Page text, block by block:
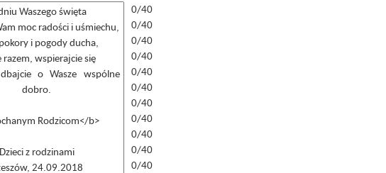
0/40
0/40
0/40
0/40
0/40
0/40
0/40
0/40
0/40
0/40
0/40